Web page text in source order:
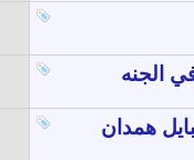
الجنه
همدان